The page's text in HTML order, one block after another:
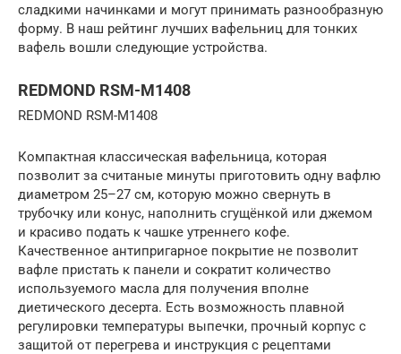
сладкими начинками и могут принимать разнообразную
форму. В наш рейтинг лучших вафельниц для тонких
вафель вошли следующие устройства.
REDMOND RSM-M1408
REDMOND RSM-M1408
Компактная классическая вафельница, которая
позволит за считаные минуты приготовить одну вафлю
диаметром 25–27 см, которую можно свернуть в
трубочку или конус, наполнить сгущёнкой или джемом
и красиво подать к чашке утреннего кофе.
Качественное антипригарное покрытие не позволит
вафле пристать к панели и сократит количество
используемого масла для получения вполне
диетического десерта. Есть возможность плавной
регулировки температуры выпечки, прочный корпус с
защитой от перегрева и инструкция с рецептами